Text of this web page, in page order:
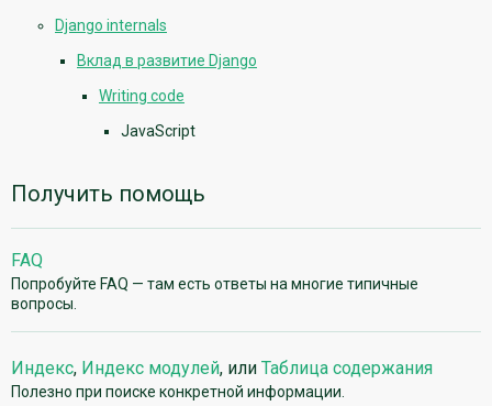
Django internals
Вклад в развитие Django
Writing code
JavaScript
Получить помощь
FAQ
Попробуйте FAQ — там есть ответы на многие типичные
вопросы.
Индекс, Индекс модулей, или Таблица содержания
Полезно при поиске конкретной информации.